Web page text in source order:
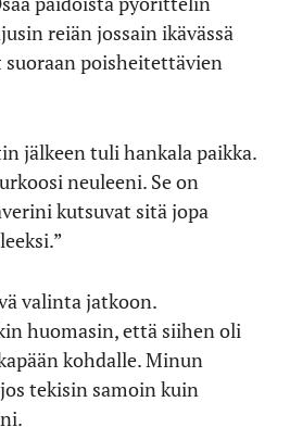
reiän jossain ikävässä
suoraan poisheitettävien
jälkeen tuli hankala paikka.
neuleeni. Se on
kutsuvat sitä jopa
valinta jatkoon.
huomasin, että siihen oli
kohdalle. Minun
tekisin samoin kuin